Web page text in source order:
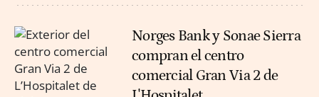
Norges Bank y Sonae Sierra
compran el centro
comercial Gran Via 2 de